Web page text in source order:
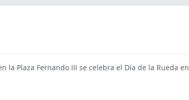
la Plaza Fernando III se celebra el Día de la Rueda